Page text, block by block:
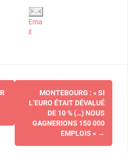
Ema
il
MONTEBOURG : « SI
L’EURO ÉTAIT DÉVALUÉ
DE 10 % (…) NOUS
GAGNERIONS 150 000
EMPLOIS » →